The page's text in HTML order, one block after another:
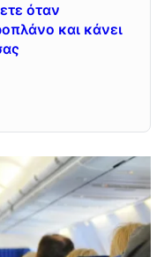
όταν
και κάνει